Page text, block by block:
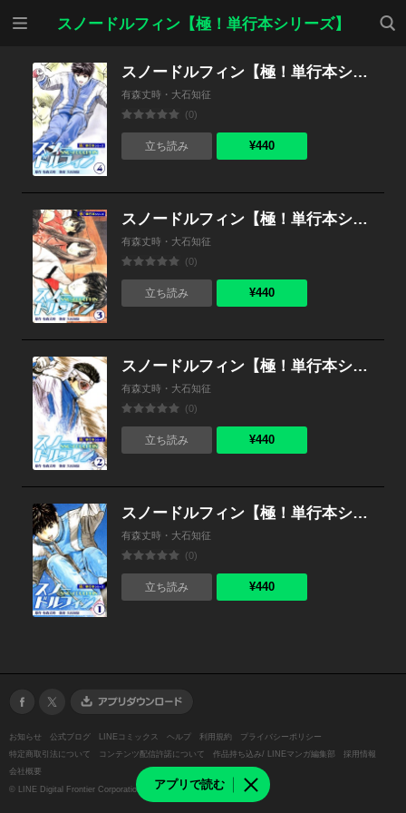
スノードルフィン【極！単行本シリーズ】
検索
アプリで読む
スノードルフィン【極！単行本シリーズ】4巻
有森丈時・大石知征
(0)
立ち読み ¥440
スノードルフィン【極！単行本シリーズ】3巻
有森丈時・大石知征
(0)
立ち読み ¥440
スノードルフィン【極！単行本シリーズ】2巻
有森丈時・大石知征
(0)
立ち読み ¥440
スノードルフィン【極！単行本シリーズ】1巻
有森丈時・大石知征
(0)
立ち読み ¥440
お知らせ 公式ブログ LINEコミックス ヘルプ 利用規約
プライバシーポリシー
特定商取引法について
コンテンツ配信許諾について 作品持ち込み/ LINEマンガ編集部
採用情報
会社概要
© LINE Digital Frontier Corporation